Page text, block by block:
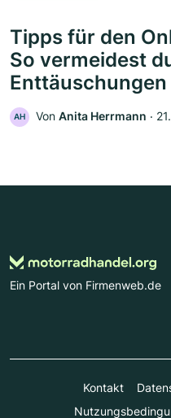
Tipps für den
So vermeidest
Enttäuschungen
AH Von Anita Herrmann ‧
Ein Portal von Firmenweb.de
Kontakt